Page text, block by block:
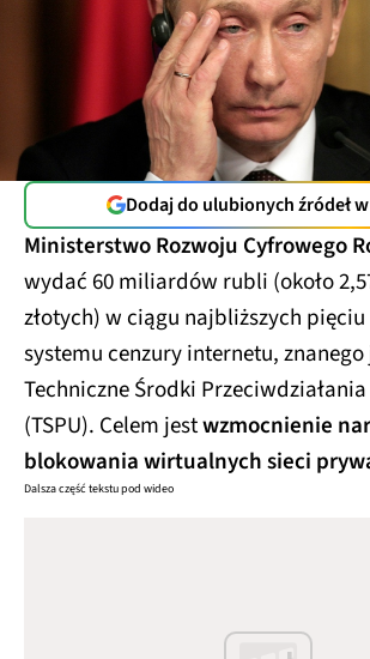
Dodaj do ulubionych źródeł
Ministerstwo Rozwoju Cyfrowego
wydać 60 miliardów rubli (około
złotych) w ciągu najbliższych
systemu cenzury internetu,
Techniczne Środki
(TSPU). Celem jestwzmocnienie
blokowania wirtualnych sieci
Dalsza część tekstu pod wideo